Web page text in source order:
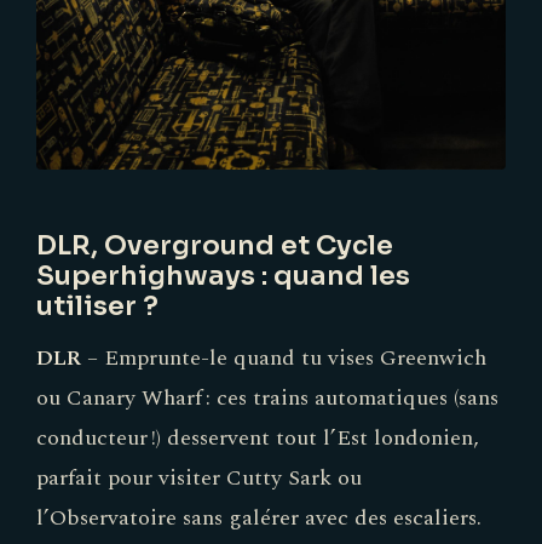
DLR, Overground et Cycle
Superhighways : quand les
utiliser ?
DLR – Emprunte-le quand tu vises Greenwich
ou Canary Wharf : ces trains automatiques (sans
conducteur !) desservent tout l’Est londonien,
parfait pour visiter Cutty Sark ou
l’Observatoire sans galérer avec des escaliers.